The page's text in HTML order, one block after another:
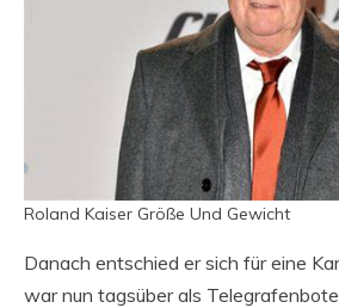
Roland Kaiser Größe Und Gewicht
Danach entschied er sich für eine
war nun tagsüber als